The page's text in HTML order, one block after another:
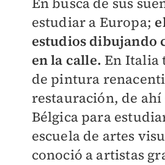
estudiar a Europa;
estudios dibujando
en la calle. En Italia
de pintura
restauración, de
Bélgica para
escuela de artes
conoció a artistas